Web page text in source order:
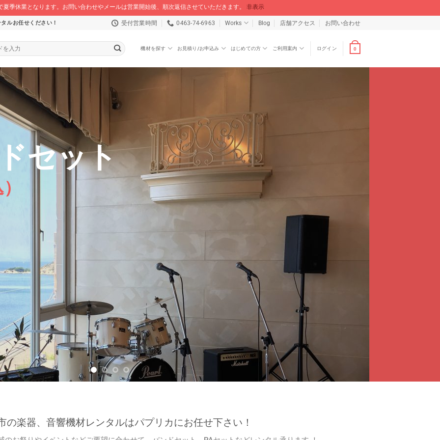
季休業となります。お問い合わせやメールは営業開始後、順次返信させていただきます。 非表示
ルお任せください！ 受付営業時間 0463-74-6963 Works Blog 店舗アクセス お問い合わせ
機材を探す お見積り/お申込み はじめての方 ご利用案内 ログイン 0
各種イベント音響
承ります
お問い合わせページへ
の楽器、音響機材レンタルはパプリカにお任せ下さい！